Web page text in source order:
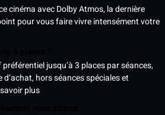
cinéma avec Dolby Atmos, la dernière
pour vous faire vivre intensément votre
jusqu’à 3 places par séances,
hors séances spéciales et
plus